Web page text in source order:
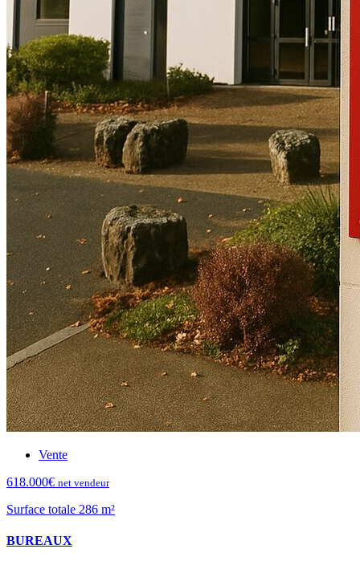
Vente
618.000€ net vendeur
Surface totale 286 m²
BUREAUX